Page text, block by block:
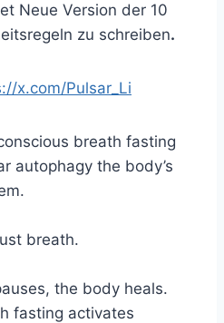
Neue Version der 10
zu schreiben.
x.com/Pulsar_Li
breath fasting
autophagy the body’s
breath.
the body heals.
fasting activates